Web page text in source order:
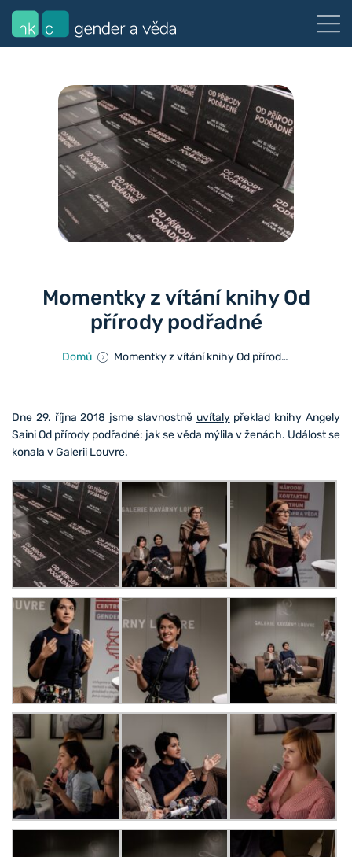
Momentky z vítání knihy Od
přírody podřadné
Domů Momentky z vítání knihy Od přírody podřadné
Dne 29. října 2018 jsme slavnostně uvítalypřeklad knihy Angely
Saini Od přírody podřadné: jak se věda mýlila v ženách. Událost se
konala v Galerii Louvre.